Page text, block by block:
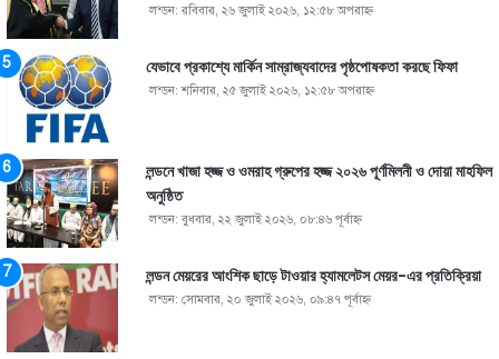
লন্ডন: রবিবার, ২৬ জুলাই ২০২৬, ১২:৫৮ অপরাহ্ণ
যেভাবে প্রকাশ্যে মার্কিন সাম্রাজ্যবাদের পৃষ্ঠপোষকতা করছে ফিফা
লন্ডন: শনিবার, ২৫ জুলাই ২০২৬, ১২:৫৮ অপরাহ্ণ
লন্ডনে খাজা হজ্জ ও ওমরাহ গ্রুপের হজ্জ ২০২৬ পূর্ণমিলনী ও দোয়া মাহফিল
অনুষ্ঠিত
লন্ডন: বুধবার, ২২ জুলাই ২০২৬, ০৮:৪৬ পূর্বাহ্ণ
লন্ডন মেয়রের আংশিক ছাড়ে টাওয়ার হ্যামলেটস মেয়র-এর প্রতিক্রিয়া
লন্ডন: সোমবার, ২০ জুলাই ২০২৬, ০৯:৪৭ পূর্বাহ্ণ